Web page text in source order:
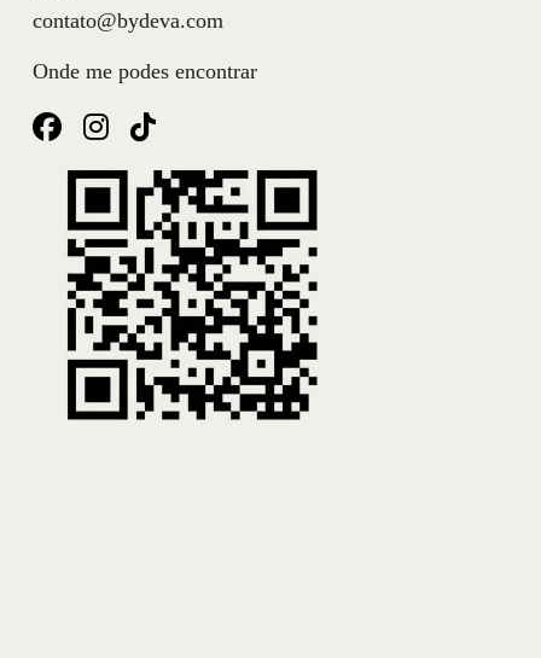
contato@bydeva.com
Onde me podes encontrar